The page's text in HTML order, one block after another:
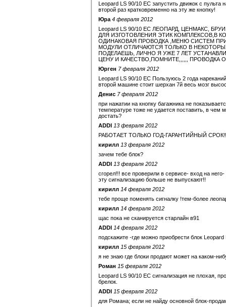
Leopard LS 90/10 EC запустить движок с пульта
второй раз кратковременно на эту же кнопку!
Юра 4 февраля 2012
Leopard LS 90/10 EC ЛЕОПАРД, ЦЕНМАКС,
ДЛЯ ИЗГОТОВЛЕНИЯ ЭТИК КОМПЛЕКСОВ,В
ОДИНАКОВАЯ ПРОВОДКА ,МЕНЮ СИСТЕМ
МОДУЛИ ОТЛИЧАЮТСЯ ТОЛЬКО В
ПОДЕЛАЕШЬ, ЛИЧНО Я УЖЕ 7 ЛЕТ
ЦЕНУ И КАЧЕСТВО,ПОМНИТЕ,,,,,, ПРОВОДКА
Юрген 7 февраля 2012
Leopard LS 90/10 EC Пользуюсь 2 года
второй машине стоит шерхан 7й весь мозг
Денис 7 февраля 2012
при нажатии на кнопку багажника не
температуре тоже не удается поставить, в чем
достать?
ADDI 13 февраля 2012
РАБОТАЕТ ТОЛЬКО ГОД-ГАРАНТИЙНЫЙ СРОК!!!
кирилл 13 февраля 2012
зачем тебе блок?
ADDI 13 февраля 2012
сгорел!!! все проверили в сервисе- вход на
эту сигнализацию больше не выпускают!!
кирилл 14 февраля 2012
тебе проще поменять сигналку !тем-более
кирилл 14 февраля 2012
щас пока не сканируется старлайн в91
ADDI 14 февраля 2012
подскажите -где можно приобрести блок Leopard
кирилл 15 февраля 2012
я не знаю где блоки продают может на каком-
Роман 15 февраля 2012
Leopard LS 90/10 EC сигнализация не плохая,
брелок.
ADDI 15 февраля 2012
для Романа; если не найду основной блок-